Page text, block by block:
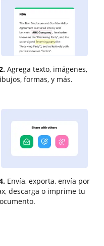
Agrega texto, imágenes,
formas, y más.
Envía, exporta, envía por
descarga o imprime tu